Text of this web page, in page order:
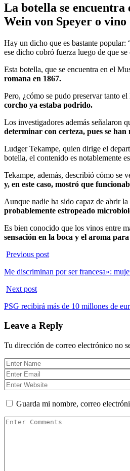
La botella se encuentra
Wein von Speyer o vino
Hay un dicho que es bastante popular:
ese dicho cobró fuerza luego de que
Esta botella, que se encuentra en el
romana en 1867.
Pero, ¿cómo se pudo preservar tanto
corcho ya estaba podrido.
Los investigadores además señalaron
determinar con certeza, pues se
Ludger Tekampe, quien dirige el
botella, el contenido es notablemente
Tekampe, además, describió cómo se
y, en este caso, mostró que
Aunque nadie ha sido capaz de abrir
probablemente estropeado
Es bien conocido que los vinos entre
sensación en la boca y el aroma
Previous post
Me discriminan por ser francesa»:
Next post
PSG recibirá más de 10 millones de
Leave a Reply
Tu dirección de correo electrónico no
Guarda mi nombre, correo